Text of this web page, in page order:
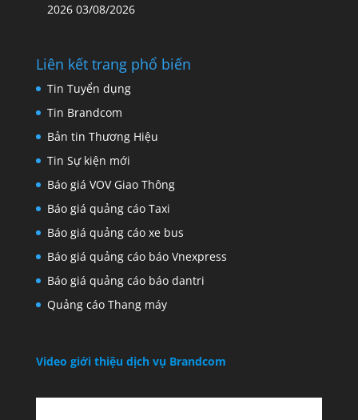
2026 03/08/2026
Liên kết trang phổ biến
Tin Tuyển dụng
Tin Brandcom
Bản tin Thương Hiệu
Tin Sự kiện mới
Báo giá VOV Giao Thông
Báo giá quảng cáo Taxi
Báo giá quảng cáo xe bus
Báo giá quảng cáo báo Vnexpress
Báo giá quảng cáo báo dantri
Quảng cáo Thang máy
Video giới thiệu dịch vụ Brandcom